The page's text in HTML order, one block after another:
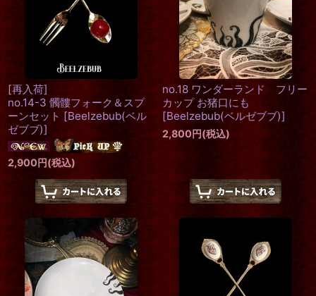
[再入荷]
no.14-3 髑髏フォーク＆スプ
ーンセット [Beelzebub(ベル
ゼブブ)]
2,900円(税込)
no.18 ワンダーランド フリー
カップ お猪口にも
[Beelzebub(ベルゼブブ)]
2,800円(税込)